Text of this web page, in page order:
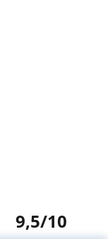
9,5/10